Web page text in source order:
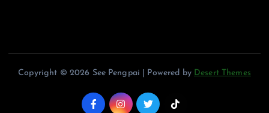
Copyright © 2026 See Pengpai | Powered by Desert Themes